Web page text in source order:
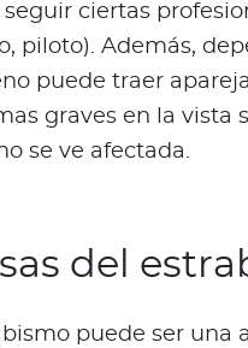
ciertas
piloto). Además,
puede traer
graves en la vista
se ve afectada.
del
puede ser una